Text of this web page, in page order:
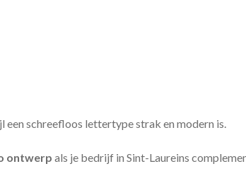
schreefloos lettertype strak en modern is.
ontwerp als je bedrijf in Sint-Laureins